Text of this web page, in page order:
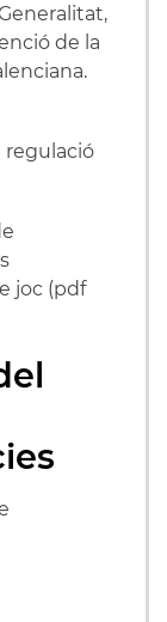
de la
regulació
joc (pdf